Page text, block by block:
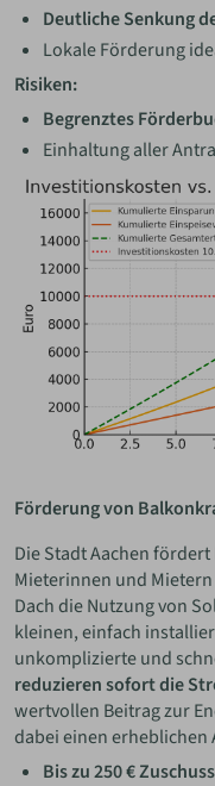
Deutliche Senkung
Lokale Förderung
Risiken:
Begrenztes
Einhaltung aller
Förderung von
Die Stadt Aachen
Mieterinnen und
Dach die Nutzung von
kleinen, einfach
unkomplizierte und
reduzieren sofort die
wertvollen Beitrag zur
dabei einen erheblichen
Bis zu 250 €